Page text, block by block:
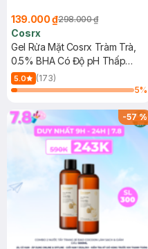
139.000 ₫298.000 ₫
Cosrx
Gel Rửa Mặt Cosrx Tràm Trà,
0.5% BHA Có Độ pH Thấp
150ml
5.0
(173)
5%
-57%